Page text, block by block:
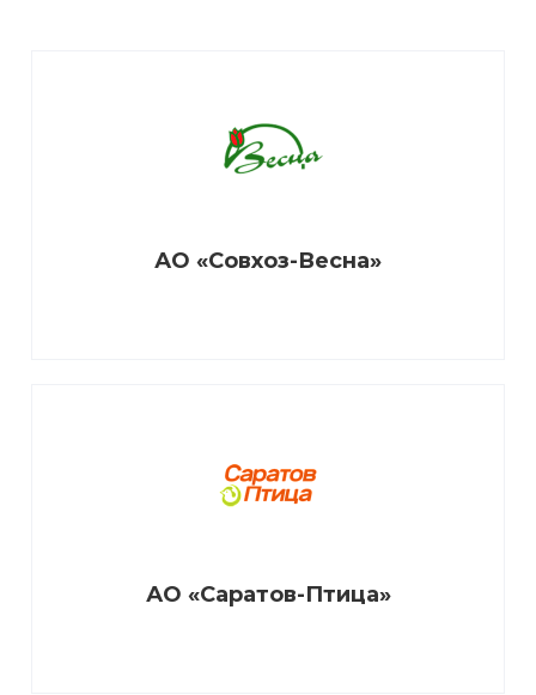
АО «Совхоз-Весна»
АО «Саратов-Птица»